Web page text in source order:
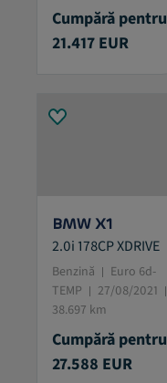
Cumpără pentru
21.417 EUR
BMW X1
2.0i 178CP XDRIVE
Benzină
Euro 6d-
TEMP
27/08/2021
38.697 km
Cumpără pentru
27.588 EUR